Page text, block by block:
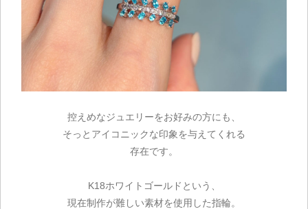
控えめなジュエリーをお好みの方にも、
そっとアイコニックな印象を与えてくれる
存在です。
K18ホワイトゴールドという、
現在制作が難しい素材を使用した指輪。
カートを見る
お買い物を続ける